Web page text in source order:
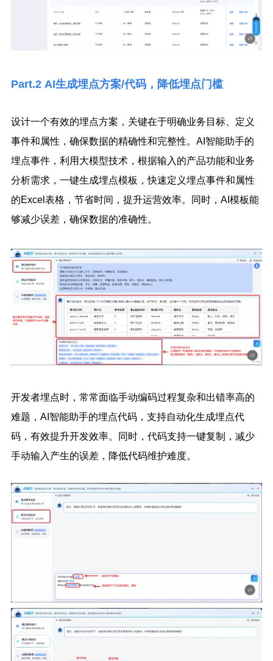
Part.2 AI生成埋点方案/代码，降低埋点门槛
设计一个有效的埋点方案，关键在于明确业务目标、定义
事件和属性，确保数据的精确性和完整性。AI智能助手的
埋点事件，利用大模型技术，根据输入的产品功能和业务
分析需求，一键生成埋点模板，快速定义埋点事件和属性
的Excel表格，节省时间，提升运营效率。同时，AI模板能
够减少误差，确保数据的准确性。
开发者埋点时，常常面临手动编码过程复杂和出错率高的
难题，AI智能助手的埋点代码，支持自动化生成埋点代
码，有效提升开发效率。同时，代码支持一键复制，减少
手动输入产生的误差，降低代码维护难度。